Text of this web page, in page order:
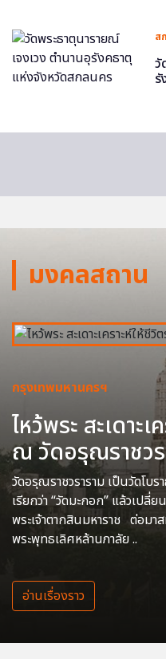
ส
วั
รั
มงคลสถาน
กรุงเทพมหานครฯ
ไหว้พระ สะเดาะ
ณ วัดอรุณราชวร
วัดอรุณราชวราราม เป็นวัดโบ
เรียกว่า “วัดมะกอก” แล้วเปลี่
พระเจ้าตากสินมหาราช ต่อมา
พระพุทธเลิศหล้านภาลัย ..
อ่านเรื่องราว